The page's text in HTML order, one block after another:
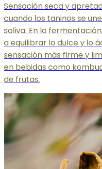
Sensación seca y
cuando los taninos se
saliva. En la
a equilibrar lo dulce y lo
sensación más firme y
en bebidas como
de frutas.